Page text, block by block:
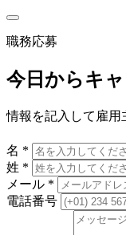
職務応募
今日からキ
情報を記入して雇用
名 *
姓 *
メール *
電話番号